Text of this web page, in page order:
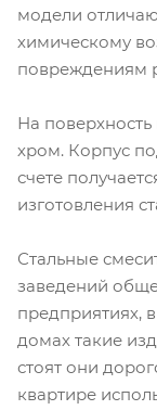
модели
химическому
повреждениям
На
хром. Корпус
счете
изготовления
Стальные
заведений
предприятиях,
домах такие
стоят они
квартире